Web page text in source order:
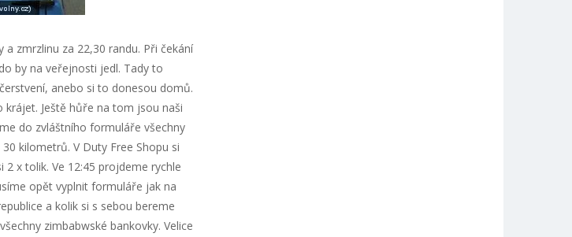
zmrzlinu za 22,30 randu. Při čekání
by na veřejnosti jedl. Tady to
anebo si to donesou domů.
Ještě hůře na tom jsou naši
do zvláštního formuláře všechny
kilometrů. V Duty Free Shopu si
x tolik. Ve 12:45 projdeme rychle
opět vyplnit formuláře jak na
a kolik si s sebou bereme
zimbabwské bankovky. Velice